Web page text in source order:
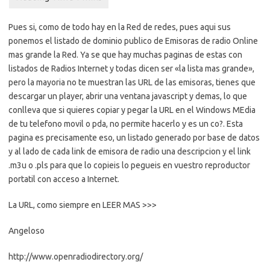
Pues si, como de todo hay en la Red de redes, pues aqui sus
ponemos el listado de dominio publico de Emisoras de radio Online
mas grande la Red. Ya se que hay muchas paginas de estas con
listados de Radios Internet y todas dicen ser «la lista mas grande»,
pero la mayoria no te muestran las URL de las emisoras, tienes que
descargar un player, abrir una ventana javascript y demas, lo que
conlleva que si quieres copiar y pegar la URL en el Windows MEdia
de tu telefono movil o pda, no permite hacerlo y es un co?. Esta
pagina es precisamente eso, un listado generado por base de datos
y al lado de cada link de emisora de radio una descripcion y el link
.m3u o .pls para que lo copieis lo pegueis en vuestro reproductor
portatil con acceso a Internet.
La URL, como siempre en LEER MAS >>>
Angeloso
http://www.openradiodirectory.org/